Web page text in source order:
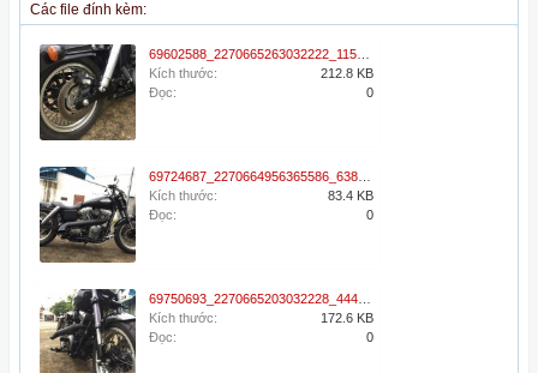
Các file đính kèm:
Kích thước:
212.8 KB
Đọc:
0
Kích thước:
83.4 KB
Đọc:
0
Kích thước:
172.6 KB
Đọc:
0